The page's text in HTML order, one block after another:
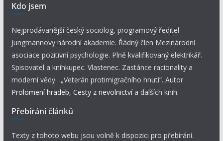
Kdo jsem
Nejprodávanější český sociolog, programový ředitel
Jungmannovy národní akademie. Řádný člen Mezinárodní
asociace pozitivní psychologie. Plně kvalifikovaný elektrikář.
Spisovatel a knihkupec. Vlastenec. Zastánce racionality a
moderní vědy. „Veterán protimigračního hnutí“. Autor
Prolomení hradeb, Cesty z nevolnictví a dalších knih.
Přebírání článků
Texty z tohoto webu jsou volně k dispozici pro přebírání.